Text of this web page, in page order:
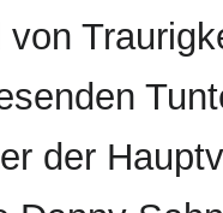
von
der